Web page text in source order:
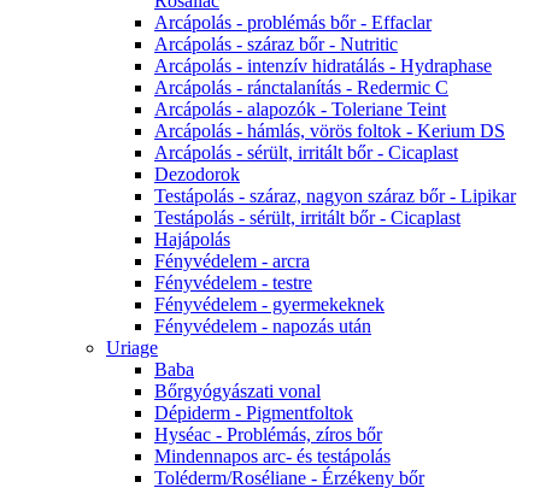
Arcápolás - problémás bőr - Effaclar
Arcápolás - száraz bőr - Nutritic
Arcápolás - intenzív hidratálás - Hydraphase
Arcápolás - ránctalanítás - Redermic C
Arcápolás - alapozók - Toleriane Teint
Arcápolás - hámlás, vörös foltok - Kerium DS
Arcápolás - sérült, irritált bőr - Cicaplast
Dezodorok
Testápolás - száraz, nagyon száraz bőr - Lipikar
Testápolás - sérült, irritált bőr - Cicaplast
Hajápolás
Fényvédelem - arcra
Fényvédelem - testre
Fényvédelem - gyermekeknek
Fényvédelem - napozás után
Uriage
Baba
Bőrgyógyászati vonal
Dépiderm - Pigmentfoltok
Hyséac - Problémás, zíros bőr
Mindennapos arc- és testápolás
Toléderm/Roséliane - Érzékeny bőr